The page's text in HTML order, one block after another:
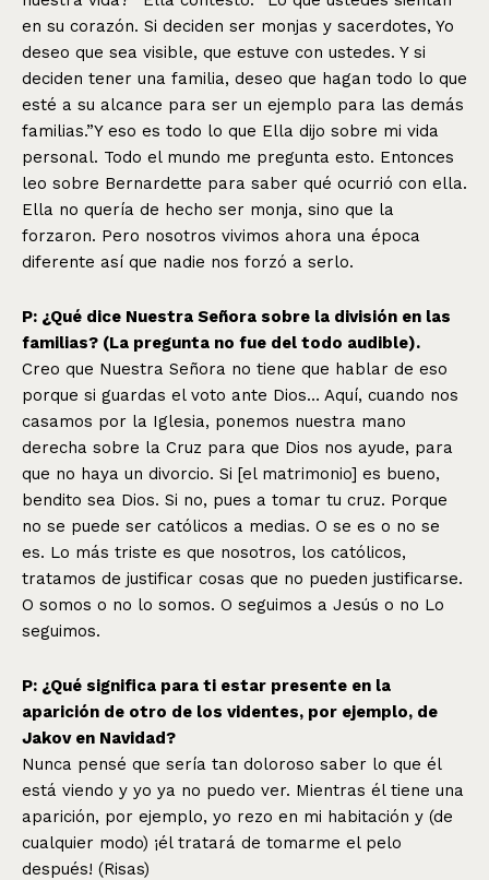
en su corazón. Si deciden ser monjas y sacerdotes, Yo
deseo que sea visible, que estuve con ustedes. Y si
deciden tener una familia, deseo que hagan todo lo que
esté a su alcance para ser un ejemplo para las demás
familias.”Y eso es todo lo que Ella dijo sobre mi vida
personal. Todo el mundo me pregunta esto. Entonces
leo sobre Bernardette para saber qué ocurrió con ella.
Ella no quería de hecho ser monja, sino que la
forzaron. Pero nosotros vivimos ahora una época
diferente así que nadie nos forzó a serlo.
P: ¿Qué dice Nuestra Señora sobre la división en las
familias? (La pregunta no fue del todo audible).
Creo que Nuestra Señora no tiene que hablar de eso
porque si guardas el voto ante Dios… Aquí, cuando nos
casamos por la Iglesia, ponemos nuestra mano
derecha sobre la Cruz para que Dios nos ayude, para
que no haya un divorcio. Si [el matrimonio] es bueno,
bendito sea Dios. Si no, pues a tomar tu cruz. Porque
no se puede ser católicos a medias. O se es o no se
es. Lo más triste es que nosotros, los católicos,
tratamos de justificar cosas que no pueden justificarse.
O somos o no lo somos. O seguimos a Jesús o no Lo
seguimos.
P: ¿Qué significa para ti estar presente en la
aparición de otro de los videntes, por ejemplo, de
Jakov en Navidad?
Nunca pensé que sería tan doloroso saber lo que él
está viendo y yo ya no puedo ver. Mientras él tiene una
aparición, por ejemplo, yo rezo en mi habitación y (de
cualquier modo) ¡él tratará de tomarme el pelo
después! (Risas)